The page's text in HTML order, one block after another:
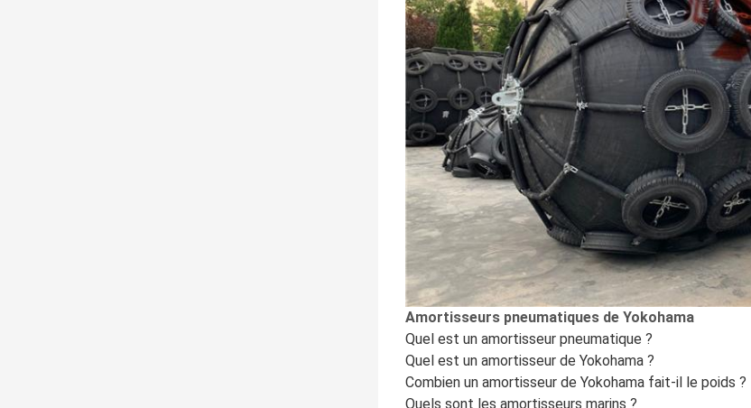
Amortisseurs pneumatiques de Yokohama
Quel est un amortisseur pneumatique ?
Quel est un amortisseur de Yokohama ?
Combien un amortisseur de Yokohama fait-il le poids ?
Quels sont les amortisseurs marins ?